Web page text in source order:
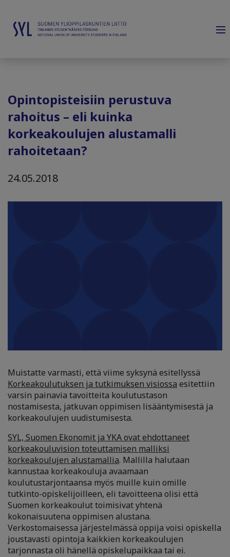
Opintopisteisiin perustuva
rahoitus – eli kuinka
korkeakoulujen alustamalli
rahoitetaan?
24.05.2018
Muistatte varmasti, että viime syksynä esitellyssä
Korkeakoulutuksen ja tutkimuksen visiossa esitettiin
varsin painavia tavoitteita koulutustason
nostamisesta, jatkuvan oppimisen lisääntymisestä ja
korkeakoulujen uudistumisesta.
SYL, Suomen Ekonomit ja YKA ovat ehdottaneet
korkeakouluvision toteuttamisen malliksi
korkeakoulujen alustamallia. Mallilla halutaan
kannustaa korkeakouluja avaamaan
koulutustarjontaansa myös muille kuin omille
tutkinto-opiskelijoilleen, eli tavoitteena olisi että
Suomen korkeakoulut toimisivat yhtenä
kokonaisuutena oppimisen alustana.
Verkostomaisessa järjestelmässä oppija voisi opiskella
joustavasti opintoja kaikkien korkeakoulujen
tarjonnasta oli hänellä opiskelupaikkaa tai ei.